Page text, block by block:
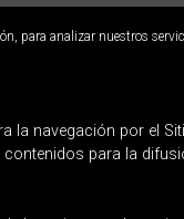
para analizar nuestros
la navegación por el
para la